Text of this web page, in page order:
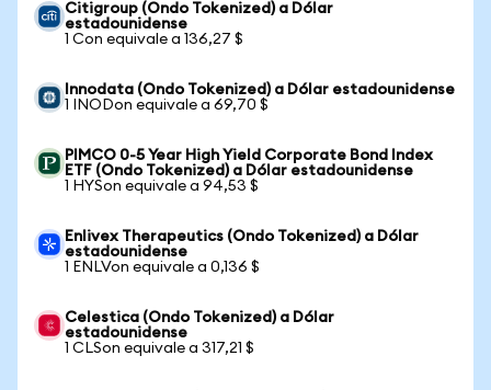
Citigroup (Ondo Tokenized) a Dólar
estadounidense
1 Con equivale a 136,27 $
Innodata (Ondo Tokenized) a Dólar estadounidense
1 INODon equivale a 69,70 $
PIMCO 0-5 Year High Yield Corporate Bond Index
ETF (Ondo Tokenized) a Dólar estadounidense
1 HYSon equivale a 94,53 $
Enlivex Therapeutics (Ondo Tokenized) a Dólar
estadounidense
1 ENLVon equivale a 0,136 $
Celestica (Ondo Tokenized) a Dólar
estadounidense
1 CLSon equivale a 317,21 $